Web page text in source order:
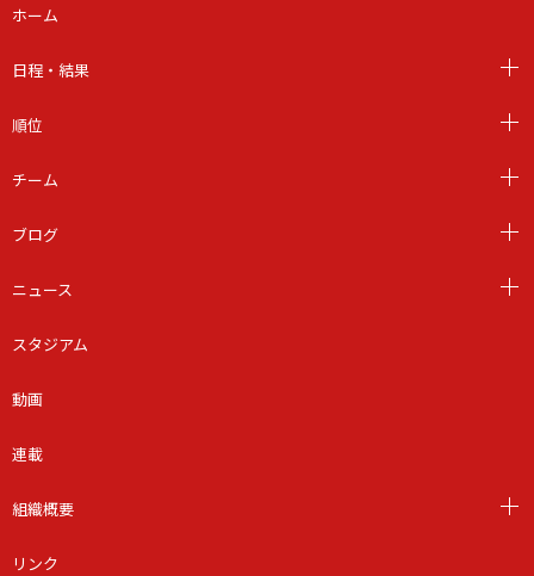
ホーム
日程・結果
順位
チーム
ブログ
ニュース
スタジアム
動画
連載
組織概要
リンク